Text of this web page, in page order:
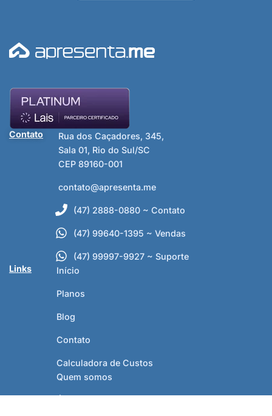
Contato
Rua dos Caçadores, 345,
Sala 01, Rio do Sul/SC
CEP 89160-001
contato@apresenta.me
(47) 2888-0880 ~ Contato
(47) 99640-1395 ~ Vendas
(47) 99997-9927 ~ Suporte
Links
Início
Planos
Blog
Contato
Calculadora de Custos
Quem somos